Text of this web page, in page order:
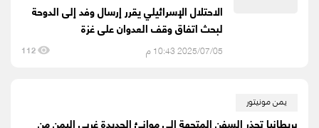
الاحتلال الإسرائيلي يقرر إرسال وفد إلى الدوحة
لبحث اتفاق وقف العدوان على غزة
2025/07/05 10:43 م 112
يمن مونيتور
بريطانيا تحذر السفن المتجهة إلى موانئ الحديدة غربي اليمن من